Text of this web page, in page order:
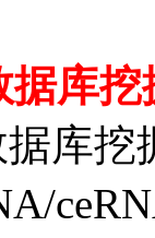
据库
据库挖